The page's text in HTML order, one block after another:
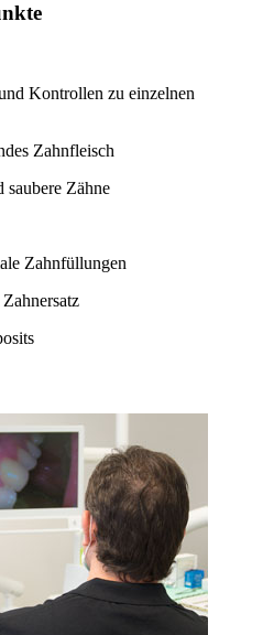
Kontrollen zu einzelnen
Zahnfleisch
saubere Zähne
Zahnfüllungen
Zahnersatz